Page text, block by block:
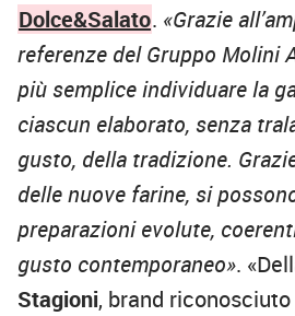
Dolce&Salato. «Grazie
referenze del Gruppo Molini
più semplice individuare la
ciascun elaborato, senza
gusto, della tradizione.
delle nuove farine, si
preparazioni evolute,
gusto contemporaneo».
Stagioni, brand